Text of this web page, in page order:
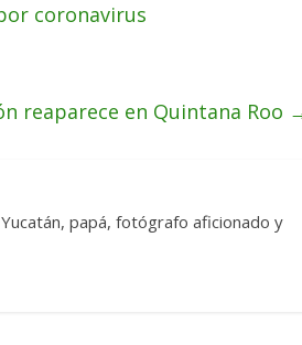
coronavirus
reaparece en Quintana Roo
papá, fotógrafo aficionado y